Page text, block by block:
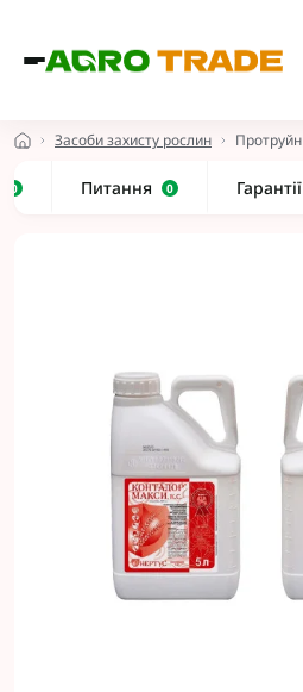
Засоби захисту рослин
0 Питання 0 Гарантії